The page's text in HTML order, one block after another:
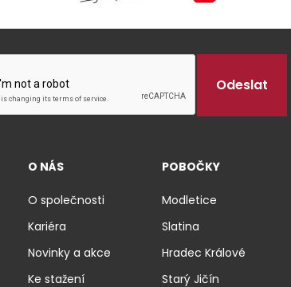
O NÁS
O společnosti
Kariéra
Novinky a akce
Ke stažení
POBOČKY
Modletice
Slatina
Hradec Králové
Starý Jičín